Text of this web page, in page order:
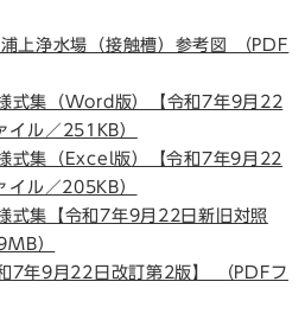
浄水場（接触槽）参考図 （PDF
式集（Word版）【令和7年9月22
ル／251KB）
式集（Excel版）【令和7年9月22
イル／205KB）
式集【令和7年9月22日新旧対照
）
7年9月22日改訂第2版】 （PDFフ